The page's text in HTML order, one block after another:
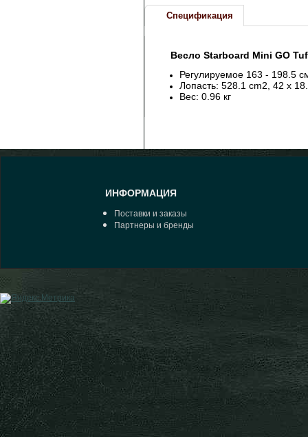
Спецификация
Весло Starboard Mini GO
Регулируемое 163 - 198.5
Лопасть: 528.1 cm2, 42 х
Вес: 0.96 кг
ИНФОРМАЦИЯ
Поставки и заказы
Партнеры и бренды